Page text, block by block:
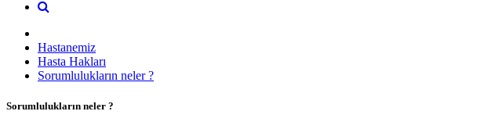
Hastanemiz
Hasta Hakları
Sorumlulukların neler ?
Sorumlulukların neler ?